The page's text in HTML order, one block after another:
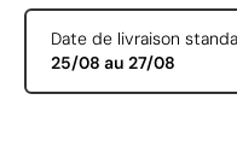
Date de livraison
25/08 au 27/08